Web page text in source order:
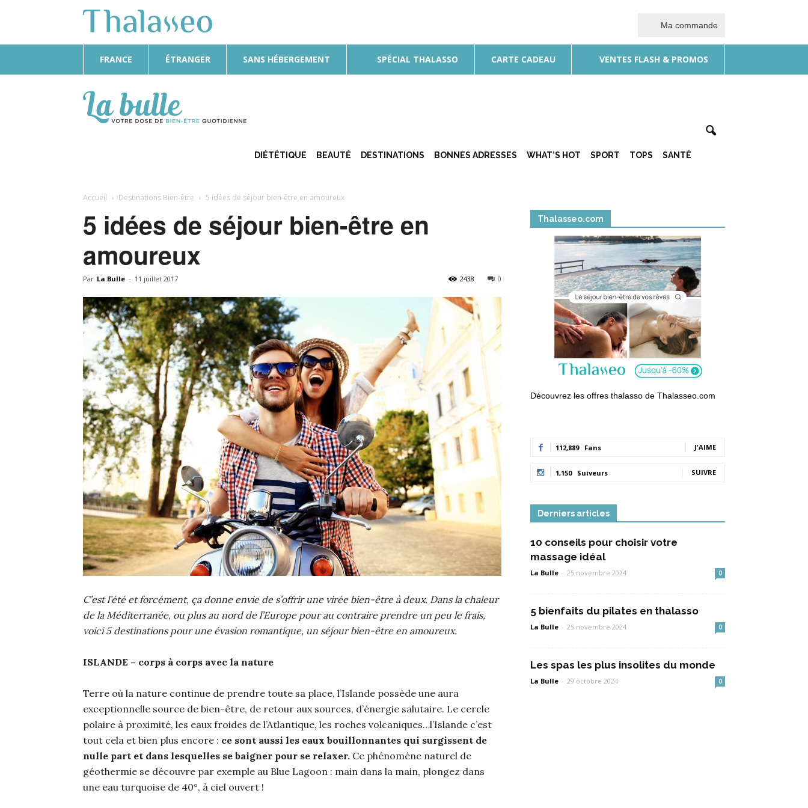
Ma commande
FRANCE ÉTRANGER SANS HÉBERGEMENT SPÉCIAL THALASSO CARTE CADEAU VENTES FLASH & PROMOS
Bulle
DIÉTÉTIQUE BEAUTÉ DESTINATIONS BONNES ADRESSES WHAT’S HOT SPORT TOPS SANTÉ
Accueil Destinations Bien-être 5 idées de séjour bien-être en amoureux
5 idées de séjour bien-être en
amoureux
Par La Bulle - 11 juillet 2017 0
2438
C’est l’été et forcément, ça donne envie de s’offrir une virée bien-être à deux. Dans la chaleur
de la Méditerranée, ou plus au nord de l’Europe pour au contraire prendre un peu le frais,
voici 5 destinations pour une évasion romantique, un séjour bien-être en amoureux.
ISLANDE – corps à corps avec la nature
Terre où la nature continue de prendre toute sa place, l’Islande possède une aura
exceptionnelle source de bien-être, de retour aux sources, d’énergie salutaire. Le cercle
polaire à proximité, les eaux froides de l’Atlantique, les roches volcaniques…l’Islande c’est
tout cela et bien plus encore : ce sont aussi les eaux bouillonnantes qui surgissent de
nulle part et dans lesquelles se baigner pour se relaxer. Ce phénomène naturel de
géothermie se découvre par exemple au Blue Lagoon : main dans la main, plongez dans
une eau turquoise de 40°, à ciel ouvert !
Thalasseo.com
Découvrez les offres thalasso de Thalasseo.com
112,889 Fans J'AIME
1,150 Suiveurs SUIVRE
Derniers articles
10 conseils pour choisir votre
massage idéal
La Bulle - 25 novembre 2024 0
5 bienfaits du pilates en thalasso
La Bulle - 25 novembre 2024 0
Les spas les plus insolites du monde
La Bulle - 29 octobre 2024 0